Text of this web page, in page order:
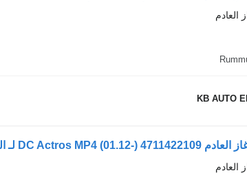
العادم
KB AUTO
العادم